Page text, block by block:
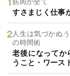
すさまじく仕事
人生は気づかぬ
の時間術
老後になってか
うこと・ワース